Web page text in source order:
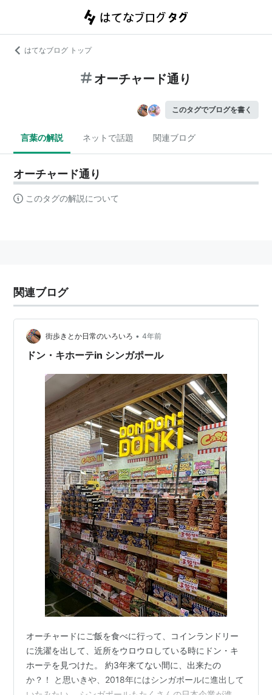
はてなブログ トップ
オーチャード通り
このタグでブログを書く
言葉の解説 ネットで話題 関連ブログ
オーチャード通り
このタグの解説について
関連ブログ
街歩きとか日常のいろいろ • 4年前
ドン・キホーテin シンガポール
オーチャードにご飯を食べに行って、コインランドリー
に洗濯を出して、近所をウロウロしている時にドン・キ
ホーテを見つけた。 約3年来てない間に、出来たの
か？！ と思いきや、2018年にはシンガポールに進出して